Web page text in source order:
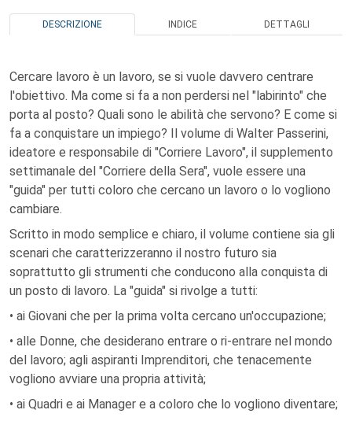
DESCRIZIONE INDICE DETTAGLI
Cercare lavoro è un lavoro, se si vuole davvero centrare
l'obiettivo. Ma come si fa a non perdersi nel "labirinto" che
porta al posto? Quali sono le abilità che servono? E come si
fa a conquistare un impiego? Il volume di Walter Passerini,
ideatore e responsabile di "Corriere Lavoro", il supplemento
settimanale del "Corriere della Sera", vuole essere una
"guida" per tutti coloro che cercano un lavoro o lo vogliono
cambiare.
Scritto in modo semplice e chiaro, il volume contiene sia gli
scenari che caratterizzeranno il nostro futuro sia
soprattutto gli strumenti che conducono alla conquista di
un posto di lavoro. La "guida" si rivolge a tutti:
• ai Giovani che per la prima volta cercano un'occupazione;
• alle Donne, che desiderano entrare o ri-entrare nel mondo
del lavoro; agli aspiranti Imprenditori, che tenacemente
vogliono avviare una propria attività;
• ai Quadri e ai Manager e a coloro che lo vogliono diventare;